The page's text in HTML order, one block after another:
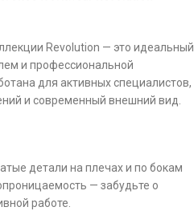
Revolution — это идеальный
и профессиональной
для активных специалистов,
и современный внешний вид.
детали на плечах и по бокам
— забудьте о
работе.